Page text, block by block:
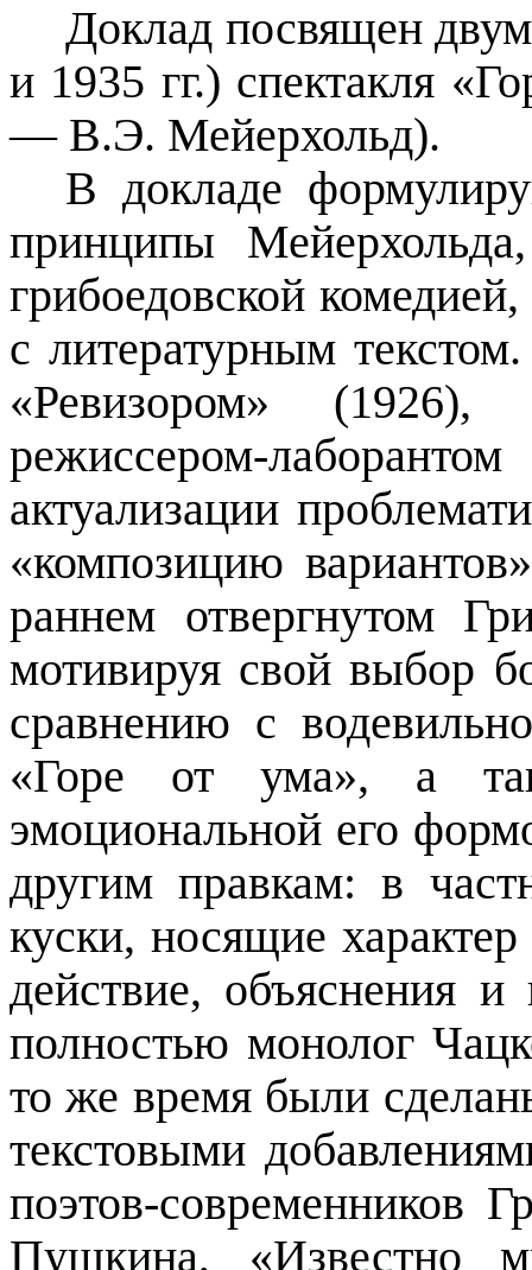
Доклад посвящен
и 1935 гг.) спектакля
—В.Э. Мейерхольд).
В докладе
принципы
грибоедовской
с литературным
«Ревизором»
режиссером-
актуализации
«композицию
раннем отвергнутом
мотивируя свой выбор
сравнению с
«Горе от ума», а
эмоциональной его
другим правкам: в
куски, носящие
действие, объяснения
полностью монолог
то же время были
текстовыми
поэтов-современников
Пушкина, «Известно